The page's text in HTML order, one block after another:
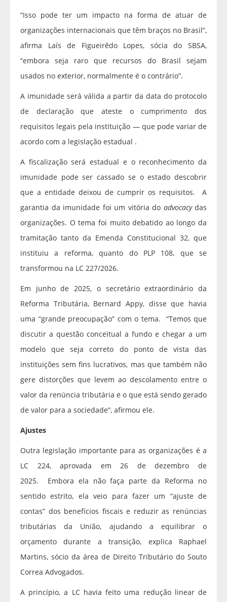
“Isso pode ter um impacto na forma de atuar de
organizações internacionais que têm braços no Brasil”,
afirma Laís de Figueirêdo Lopes, sócia do SBSA,
“embora seja raro que recursos do Brasil sejam
usados no exterior, normalmente é o contrário”.
A imunidade será válida a partir da data do protocolo
de declaração que ateste o cumprimento dos
requisitos legais pela instituição — que pode variar de
acordo com a legislação estadual .
A fiscalização será estadual e o reconhecimento da
imunidade pode ser cassado se o estado descobrir
que a entidade deixou de cumprir os requisitos. A
garantia da imunidade foi um vitória do advocacydas
organizações. O tema foi muito debatido ao longo da
tramitação tanto da Emenda Constitucional 32, que
instituiu a reforma, quanto do PLP 108, que se
transformou na LC 227/2026.
Em junho de 2025, o secretário extraordinário da
Reforma Tributária, Bernard Appy, disse que havia
uma “grande preocupação” com o tema. “Temos que
discutir a questão conceitual a fundo e chegar a um
modelo que seja correto do ponto de vista das
instituições sem fins lucrativos, mas que também não
gere distorções que levem ao descolamento entre o
valor da renúncia tributária e o que está sendo gerado
de valor para a sociedade”, afirmou ele.
Ajustes
Outra legislação importante para as organizações é a
LC 224, aprovada em 26 de dezembro de
2025. Embora ela não faça parte da Reforma no
sentido estrito, ela veio para fazer um “ajuste de
contas” dos benefícios fiscais e reduzir as renúncias
tributárias da União, ajudando a equilibrar o
orçamento durante a transição, explica Raphael
Martins, sócio da área de Direito Tributário do Souto
Correa Advogados.
A princípio, a LC havia feito uma redução linear de